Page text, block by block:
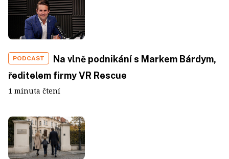
PODCAST
Na vlně podnikání s Markem Bárdym,
ředitelem firmy VR Rescue
1 minuta čtení